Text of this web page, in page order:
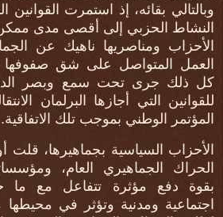
وبالتالي بقائه، إذ استمرت القوانين
النشاط الحزبي إلى أقصى مدى
الأحزاب ومناصريها ناهيك عن
العمل المتواصل على شق صفوفها
كل ذلك جرى تحت سمع وبصر
للقوانين التي أجازها البرلمان
المؤتمر الوطني بموجب تلك الاتفاقية.
الأحزاب السياسية بجماهيرها،
الحراك الجماهيري العام،
بقوة دفع مؤثرة تتفاعل مع
اجتماعية ومدنية وتؤثر في محيطها